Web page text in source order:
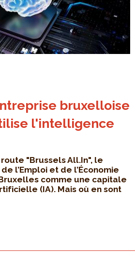
bruxelloise
l'intelligence
"Brussels All.In", le
l’Emploi et de l’Économie
comme une capitale
(IA). Mais où en sont